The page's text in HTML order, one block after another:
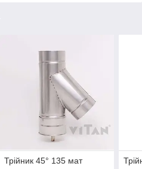
Трійник 45° 135 мат